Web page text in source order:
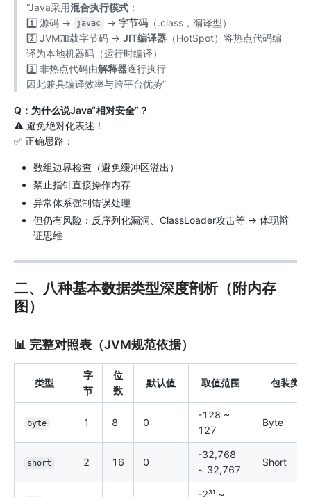
“Java采用混合执行模式：
1️⃣ 源码 →
javac →字节码 （.class，编译型）
2️⃣ JVM加载字节码 → JIT编译器（HotSpot）将热点代码编
译为本地机器码（运行时编译）
3️⃣ 非热点代码由解释器逐行执行
因此兼具编译效率与跨平台优势”
Q：为什么说Java“相对安全”？
⚠️ 避免绝对化表述！
✅ 正确思路：
数组边界检查（避免缓冲区溢出）
禁止指针直接操作内存
异常体系强制错误处理
但仍有风险：反序列化漏洞、ClassLoader攻击等 → 体现辩
证思维
二、八种基本数据类型深度剖析（附内存
图）
📊 完整对照表（JVM规范依据）
类型
字
节
位
数
默认值 取值范围 包装类
byte 1 8 0
-128 ~
127
Byte
short 2 16 0
-32,768
~ 32,767
Short
-2³¹ ~